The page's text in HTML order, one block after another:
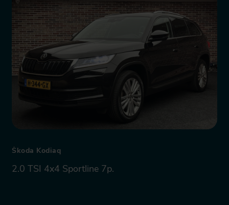
Škoda Kodiaq
2.0 TSI 4x4 Sportline 7p.